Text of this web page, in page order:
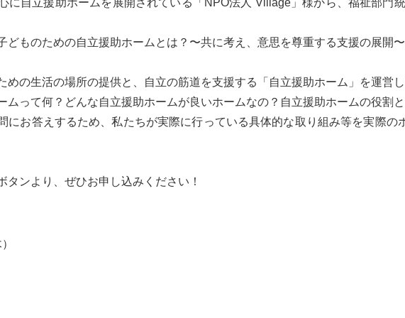
に自立援助ホームを展開されている「NPO法人 Village」様から、福祉部門
どものための自立援助ホームとは？〜共に考え、意思を尊重する支援の展開
めの生活の場所の提供と、自立の筋道を支援する「自立援助ホーム」を運営し
ムって何？どんな自立援助ホームが良いホームなの？自立援助ホームの役割と
にお答えするため、私たちが実際に行っている具体的な取り組み等を実際の
タンより、ぜひお申し込みください！